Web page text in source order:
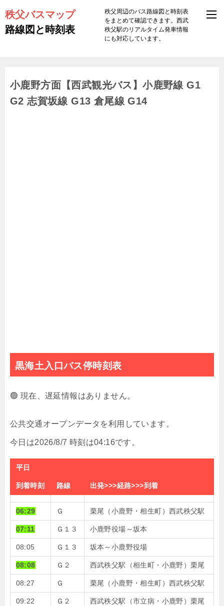
秩父バスマップ
路線図と時刻表
秩父周辺のバス路線図と時刻表
をまとめて確認できます。西武
秩父駅のリアルタイム発車情報
にも対応しています。
小鹿野方面【西武観光バス】小鹿野線 G1
G2 志賀坂線 G13 倉尾線 G14
黒海土入口バス停時刻表
🟢 現在、遅延情報はありません。
公共交通オープンデータを利用しています。
今日は2026/8/7 時刻は04:16です。
平日
到着時刻 路線 出発>>>経路>>>到着
06:29 Ｇ 栗尾（小鹿野・相生町）西武秩父駅
07:11 Ｇ１３ 小鹿野役場～坂本
08:05 Ｇ１３ 坂本～小鹿野役場
08:08 Ｇ２ 西武秩父駅（相生町・小鹿野）栗尾
08:27 Ｇ 栗尾（小鹿野・相生町）西武秩父駅
09:22 Ｇ２ 西武秩父駅（市立病・小鹿野）栗尾